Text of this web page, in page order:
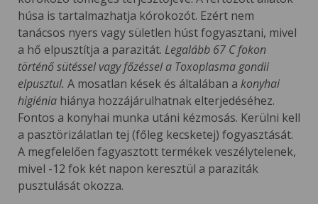
húsa is tartalmazhatja kórokozót. Ezért nem
tanácsos nyers vagy sületlen húst fogyasztani, mivel
a hő elpusztítja a parazitát. Legalább 67 C fokon
történő sütéssel vagy főzéssel a Toxoplasma gondii
elpusztul. A mosatlan kések és általában a konyhai
higiénia hiánya hozzájárulhatnak elterjedéséhez.
Fontos a konyhai munka utáni kézmosás. Kerülni kell
a pasztörizálatlan tej (főleg kecsketej) fogyasztását.
A megfelelően fagyasztott termékek veszélytelenek,
mivel -12 fok két napon keresztül a paraziták
pusztulását okozza.